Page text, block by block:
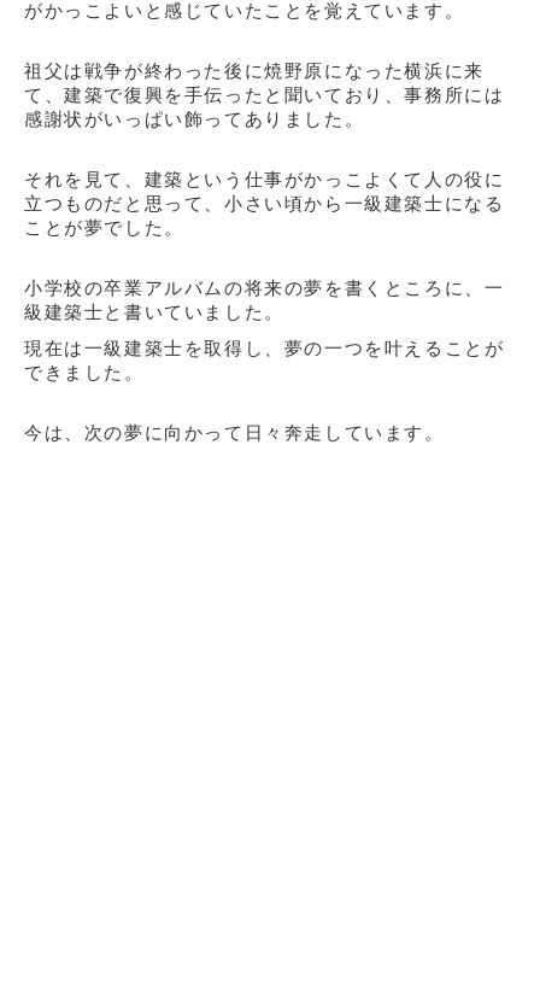
がかっこよいと感じていたことを覚えています。
祖父は戦争が終わった後に焼野原になった横浜に来
て、建築で復興を手伝ったと聞いており、事務所には
感謝状がいっぱい飾ってありました。
それを見て、建築という仕事がかっこよくて人の役に
立つものだと思って、小さい頃から一級建築士になる
ことが夢でした。
小学校の卒業アルバムの将来の夢を書くところに、一
級建築士と書いていました。
現在は一級建築士を取得し、夢の一つを 叶えることが
できました。
今は、 次の夢に向かって日々奔走しています。